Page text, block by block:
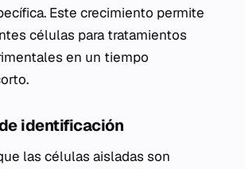
Este crecimiento permite
células para tratamientos
en un tiempo
identificación
las células aisladas son